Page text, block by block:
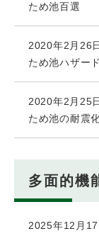
ため池百選
2020年2月26
ため池ハザー
2020年2月25
ため池の耐震
多面的機
2025年12月